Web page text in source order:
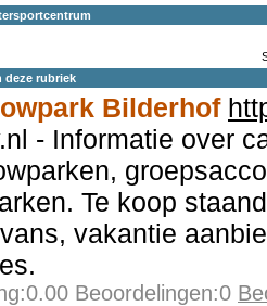
deze rubriek
Bilderhof
- Informatie over
Te koop
vakantie
Beoordelingen:0